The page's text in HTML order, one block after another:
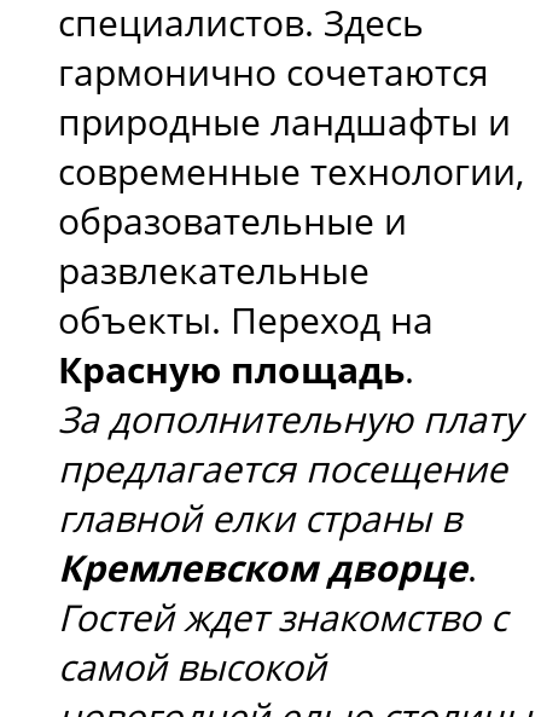
специалистов. Здесь
гармонично сочетаются
природные ландшафты и
современные технологии,
образовательные и
развлекательные
объекты. Переход на
Красную площадь.
За дополнительную плату
предлагается посещение
главной елки страны в
Кремлевском дворце.
Гостей ждет знакомство с
самой высокой